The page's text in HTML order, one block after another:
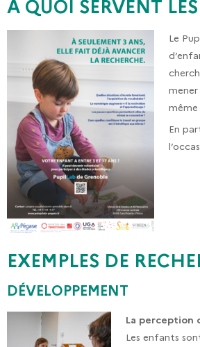
A QUOI SERVENT
Le
même
En
EXEMPLES DE
DÉVELOPPEMENT
La perception
Les enfants